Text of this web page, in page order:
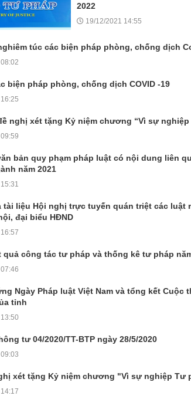
2022
19/12/2021 14:55
túc các biện pháp phòng, chống dịch
biện pháp phòng, chống dịch COVID -19
nghị xét tặng Kỷ niệm chương “Vì sự nghiệp
bản quy phạm pháp luật có nội dung liên
năm 2021
tài liệu Hội nghị trực tuyến quán triệt các luật
đại biểu HĐND
quả công tác tư pháp và thống kê tư pháp
Ngày Pháp luật Việt Nam và tổng kết Cuộc
tỉnh
tư 04/2020/TT-BTP ngày 28/5/2020
xét tặng Kỷ niệm chương "Vì sự nghiệp Tư